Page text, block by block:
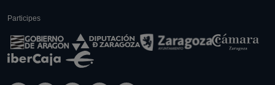
Participes